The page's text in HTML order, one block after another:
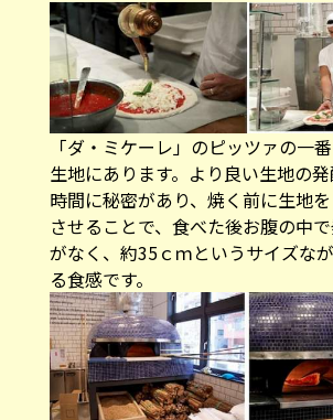
「ダ・ミケーレ」のピッツァの一
生地にあります。より良い生地の
時間に秘密があり、焼く前に生地
させることで、食べた後お腹の中
がなく、約35ｃｍというサイズな
る食感です。